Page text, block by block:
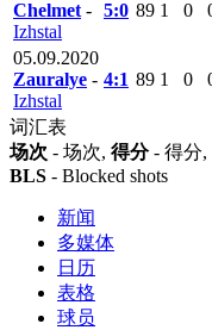
Chelmet -
Izhstal
5:0 89 1 0
05.09.2020
Zauralye -
Izhstal
4:1 89 1 0
词汇表
场次 - 场次, 得分- 得分,
BLS - Blocked shots
新闻
多媒体
日历
表格
球员